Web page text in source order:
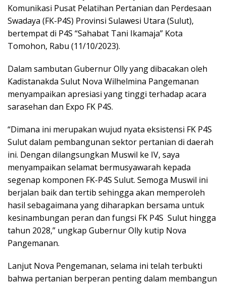
Komunikasi Pusat Pelatihan Pertanian dan Perdesaan
Swadaya (FK-P4S) Provinsi Sulawesi Utara (Sulut),
bertempat di P4S “Sahabat Tani Ikamaja” Kota
Tomohon, Rabu (11/10/2023).
Dalam sambutan Gubernur Olly yang dibacakan oleh
Kadistanakda Sulut Nova Wilhelmina Pangemanan
menyampaikan apresiasi yang tinggi terhadap acara
sarasehan dan Expo FK P4S.
“Dimana ini merupakan wujud nyata eksistensi FK P4S
Sulut dalam pembangunan sektor pertanian di daerah
ini. Dengan dilangsungkan Muswil ke IV, saya
menyampaikan selamat bermusyawarah kepada
segenap komponen FK-P4S Sulut. Semoga Muswil ini
berjalan baik dan tertib sehingga akan memperoleh
hasil sebagaimana yang diharapkan bersama untuk
kesinambungan peran dan fungsi FK P4S Sulut hingga
tahun 2028,” ungkap Gubernur Olly kutip Nova
Pangemanan.
Lanjut Nova Pengemanan, selama ini telah terbukti
bahwa pertanian berperan penting dalam membangun